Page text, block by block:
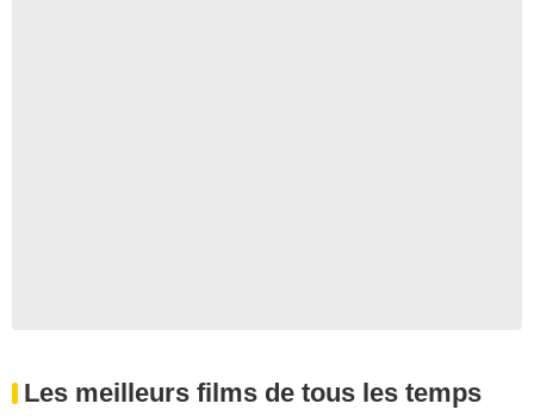
Les meilleurs films de tous les temps